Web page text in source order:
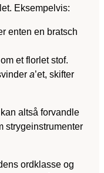
Eksempelvis:
enten en bratsch
et florlet stof.
a’et, skifter
altså forvandle
strygeinstrumenter
ordklasse og